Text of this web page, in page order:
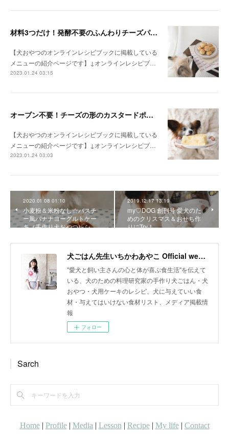
材料3つだけ！発酵不要のふんわりチーズパン（手作り犬おやつレシピ）
【犬おやつのオンラインレシピブックに掲載している
メニューの紹介ページです】↓オンラインレシピブ…
2023.01.24 03:15
オーブン不要！チーズの形のカスタードポテトケーキ（手作り犬おやつレシピ）
【犬おやつのオンラインレシピブックに掲載している
メニューの紹介ページです】↓オンラインレシピブ…
2023.01.24 03:03
2020.01.08 01:10
小麦粉＆米粉なし☆バスチ
ー風バナナヨーグルトケー
キ（手作り犬おやつレシ…
2019.12.17 13:19
my♡DOG 創刊号 愛犬のた
めのクリスマス＆おせち作
りにTry！
犬ごはん先生いちかわあやこ Official web site
"愛犬と飼い主さんの心と体が喜ぶ食生活"を伝えて
いる、犬のための料理研究家の手作り犬ごはん・犬
おやつ・犬用ケーキのレシピ、犬に与えていい食
材・与えてはいけない食材リスト、メディア掲載情
報
フォロー
Sarch